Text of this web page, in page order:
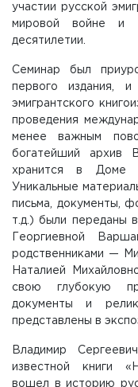
участии русской
мировой войне и
десятилетии.
Семинар был
первого издания,
эмигрантского
проведения
менее важным
богатейший архив
хранится в Доме
Уникальные
письма, документы,
т.д.) были переданы
Георгиевной
родственниками —
Наталией
свою глубокую
документы и
представлены в
Владимир
известной книги
вошел в историю